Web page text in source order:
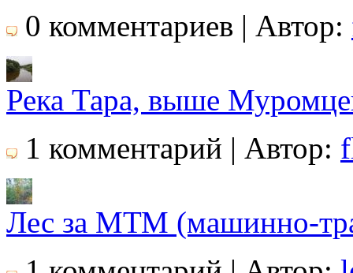
0 комментариев | Автор:
Река Тара, выше
1 комментарий | Автор:
Лес за МТМ (машинно-